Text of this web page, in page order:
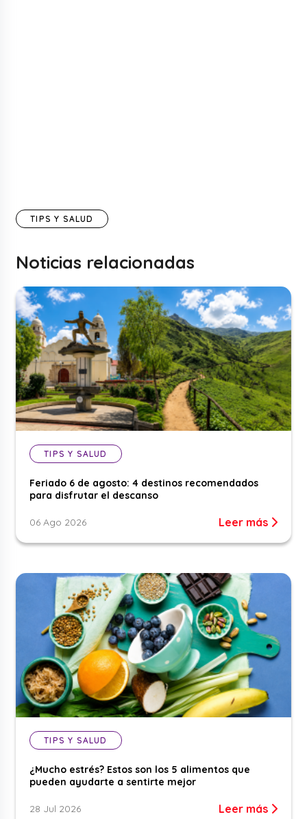
TIPS Y SALUD
Noticias relacionadas
TIPS Y SALUD
Feriado 6 de agosto: 4 destinos recomendados
para disfrutar el descanso
06 Ago 2026 Leer más
TIPS Y SALUD
¿Mucho estrés? Estos son los 5 alimentos que
pueden ayudarte a sentirte mejor
28 Jul 2026 Leer más